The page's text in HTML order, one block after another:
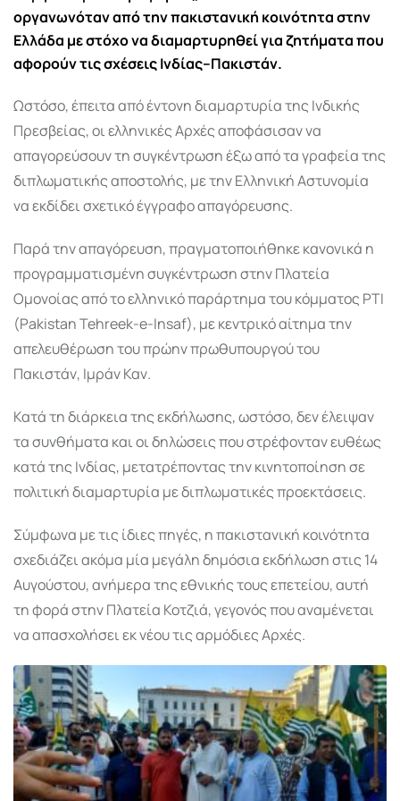
οργανωνόταν από την πακιστανική κοινότητα στην
Ελλάδα με στόχο να διαμαρτυρηθεί για ζητήματα που
αφορούν τις σχέσεις Ινδίας–Πακιστάν.
Ωστόσο, έπειτα από έντονη διαμαρτυρία της Ινδικής
Πρεσβείας, οι ελληνικές Αρχές αποφάσισαν να
απαγορεύσουν τη συγκέντρωση έξω από τα γραφεία της
διπλωματικής αποστολής, με την Ελληνική Αστυνομία
να εκδίδει σχετικό έγγραφο απαγόρευσης.
Παρά την απαγόρευση, πραγματοποιήθηκε κανονικά η
προγραμματισμένη συγκέντρωση στην Πλατεία
Ομονοίας από το ελληνικό παράρτημα του κόμματος PTI
(Pakistan Tehreek-e-Insaf), με κεντρικό αίτημα την
απελευθέρωση του πρώην πρωθυπουργού του
Πακιστάν, Ιμράν Καν.
Κατά τη διάρκεια της εκδήλωσης, ωστόσο, δεν έλειψαν
τα συνθήματα και οι δηλώσεις που στρέφονταν ευθέως
κατά της Ινδίας, μετατρέποντας την κινητοποίηση σε
πολιτική διαμαρτυρία με διπλωματικές προεκτάσεις.
Σύμφωνα με τις ίδιες πηγές, η πακιστανική κοινότητα
σχεδιάζει ακόμα μία μεγάλη δημόσια εκδήλωση στις 14
Αυγούστου, ανήμερα της εθνικής τους επετείου, αυτή
τη φορά στην Πλατεία Κοτζιά, γεγονός που αναμένεται
να απασχολήσει εκ νέου τις αρμόδιες Αρχές.